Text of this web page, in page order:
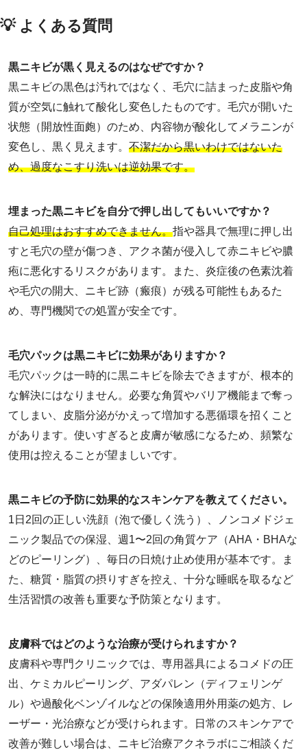
💡 よくある質問
黒ニキビが黒く見えるのはなぜですか？
黒ニキビの黒色は汚れではなく、毛穴に詰まった皮脂や角
質が空気に触れて酸化し変色したものです。毛穴が開いた
状態（開放性面皰）のため、内容物が酸化してメラニンが
変色し、黒く見えます。 不潔だから黒いわけではないた
め、過度なこすり洗いは逆効果です。
埋まった黒ニキビを自分で押し出してもいいですか？
自己処理はおすすめできません。指や器具で無理に押し出
すと毛穴の壁が傷つき、アクネ菌が侵入して赤ニキビや膿
疱に悪化するリスクがあります。また、炎症後の色素沈着
や毛穴の開大、ニキビ跡（瘢痕）が残る可能性もあるた
め、専門機関での処置が安全です。
毛穴パックは黒ニキビに効果がありますか？
毛穴パックは一時的に黒ニキビを除去できますが、根本的
な解決にはなりません。必要な角質やバリア機能まで奪っ
てしまい、皮脂分泌がかえって増加する悪循環を招くこと
があります。使いすぎると皮膚が敏感になるため、頻繁な
使用は控えることが望ましいです。
黒ニキビの予防に効果的なスキンケアを教えてください。
1日2回の正しい洗顔（泡で優しく洗う）、ノンコメドジェ
ニック製品での保湿、週1〜2回の角質ケア（AHA・BHAな
どのピーリング）、毎日の日焼け止め使用が基本です。ま
た、糖質・脂質の摂りすぎを控え、十分な睡眠を取るなど
生活習慣の改善も重要な予防策となります。
皮膚科ではどのような治療が受けられますか？
皮膚科や専門クリニックでは、専用器具によるコメドの圧
出、ケミカルピーリング、アダパレン（ディフェリンゲ
ル）や過酸化ベンゾイルなどの保険適用外用薬の処方、レ
ーザー・光治療などが受けられます。日常のスキンケアで
改善が難しい場合は、ニキビ治療アクネラボにご相談くだ